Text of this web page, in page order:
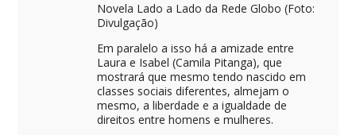
Novela Lado a Lado da Rede Globo (Foto:
Divulgação)
Em paralelo a isso há a amizade entre
Laura e Isabel (Camila Pitanga), que
mostrará que mesmo tendo nascido em
classes sociais diferentes, almejam o
mesmo, a liberdade e a igualdade de
direitos entre homens e mulheres.